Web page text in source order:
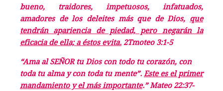
bueno, traidores, impetuosos, infatuados,
amadores de los deleites más que de Dios, que
tendrán apariencia de piedad, pero negarán la
eficacia de ella; a éstos evita. 2Tmoteo 3:1-5
“Ama al SEÑOR tu Dios con todo tu corazón, con
toda tu alma y con toda tu mente”. Este es el primer
mandamiento y el más importante.” Mateo 22:37-